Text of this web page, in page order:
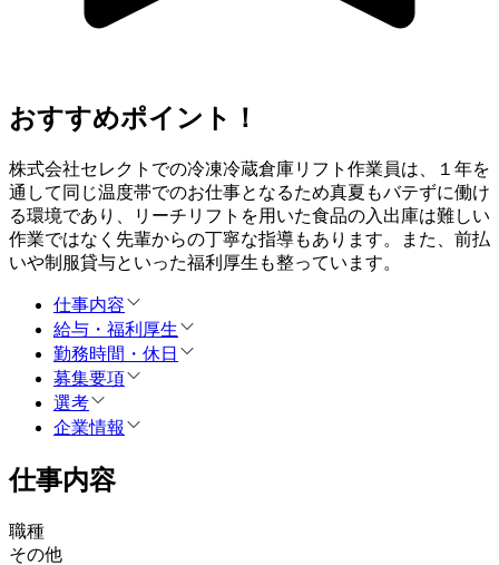
おすすめポイント！
株式会社セレクトでの冷凍冷蔵倉庫リフト作業員は、１年を
通して同じ温度帯でのお仕事となるため真夏もバテずに働け
る環境であり、リーチリフトを用いた食品の入出庫は難しい
作業ではなく先輩からの丁寧な指導もあります。また、前払
いや制服貸与といった福利厚生も整っています。
仕事内容
給与・福利厚生
勤務時間・休日
募集要項
選考
企業情報
仕事内容
職種
その他